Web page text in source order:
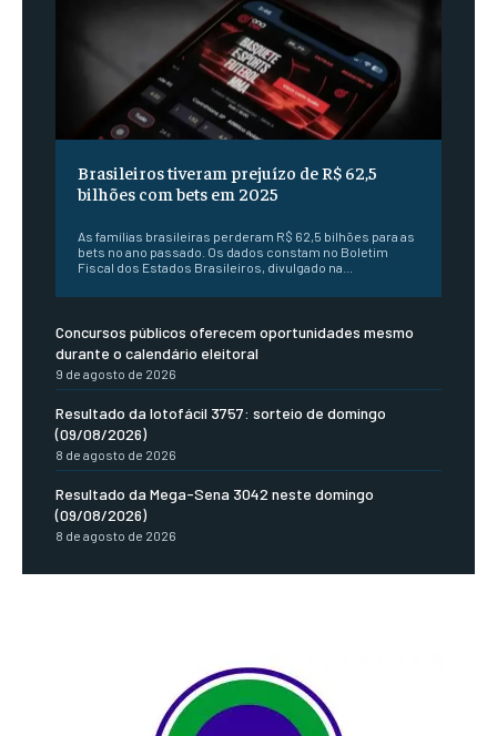
Brasileiros tiveram prejuízo de R$ 62,5
bilhões com bets em 2025
As famílias brasileiras perderam R$ 62,5 bilhões para as
bets no ano passado. Os dados constam no Boletim
Fiscal dos Estados Brasileiros, divulgado na...
Concursos públicos oferecem oportunidades mesmo
durante o calendário eleitoral
9 de agosto de 2026
Resultado da lotofácil 3757: sorteio de domingo
(09/08/2026)
8 de agosto de 2026
Resultado da Mega-Sena 3042 neste domingo
(09/08/2026)
8 de agosto de 2026